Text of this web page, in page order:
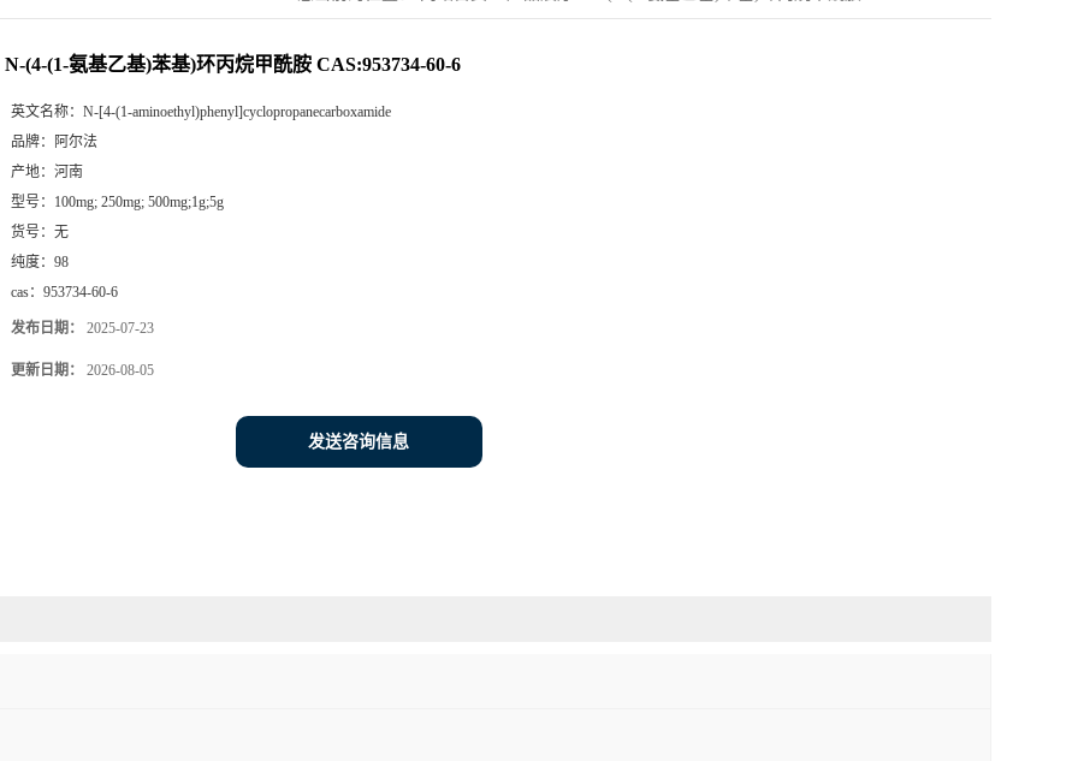
N-(4-(1-氨基乙基)苯基)环丙烷甲酰胺 CAS:953734-60-6
英文名称： N-[4-(1-aminoethyl)phenyl]cyclopropanecarboxamide
品牌： 阿尔法
产地： 河南
型号： 100mg; 250mg; 500mg;1g;5g
货号： 无
纯度： 98
cas： 953734-60-6
发布日期： 2025-07-23
更新日期： 2026-08-05
发送咨询信息